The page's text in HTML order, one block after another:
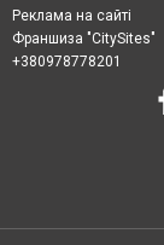
Реклама на сайті
Франшиза "CitySites"
+380978778201